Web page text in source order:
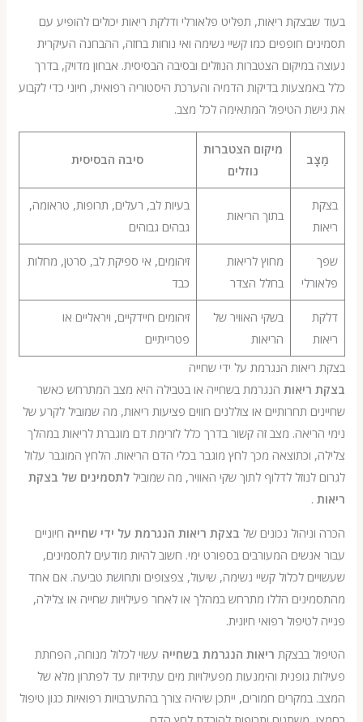
ריאות, תפליט פלאורלי ודלקת ריאות יכולים להופיע עם
חופפים כמו קשיי נשימה ואי נוחות בחזה, ההבחנה העיקרית
הצטברות הנוזלים ובסיבה הבסיסית. אבחון מדויק, בדרך
בדיקות הדמיה והערכת היסטוריה רפואית, חיוני כדי לקבוע
הטיפול המתאימה לכל מצב.
מיקום הצטברות
סיבה הבסיסית
בתוך הריאות
בעיות לב, רעלים, תרופות, טראומה,
גבהים גבוהים
מחוץ לריאות
בחלל הצדר
זיהומים, אי ספיקת לב, סרטן, מחלות
כבד
בשקי האוויר של
הריאות
זיהומים חיידקיים, ויראליים או
הנגרמת על ידי שחייה
הנגרמת בשחייה או בטבילה היא מצב המתרחש כאשר
תחרותיים או צוללנים חווים פציעות ריאות, מה שמוביל לקרע של
מצב זה קשור בדרך כלל לזרימת דם מוגברת לריאות במהלך
וכתוצאה מכך לחץ מוגבר בכלי הדם הריאות. הלחץ המוגבר עלול
לדלוף לתוך שקי האוויר, מה שמוביללתסמינים של בצקת
נכונים שלבצקת ריאות הנגרמת על ידי שחייהחיוניים
המעורבים בספורט ימי. חשוב להיות מודעים לתסמינים,
לכלול קשיי נשימה, שיעול, צפצופים ותחושת טביעה. אם אחד
הללו מתרחש במהלך או לאחר פעילויות שחייה או צלילה,
רפואי חיונית.
בבצקתריאות הנגרמת בשחייהעשוי לכלול מנוחה, הפחתת
גופנית והימנעות מפעילויות מים עתידיות עד לפתרון מלא של
חמורים, ייתכן שיהיה צורך בהתערבויות רפואיות כגון טיפול